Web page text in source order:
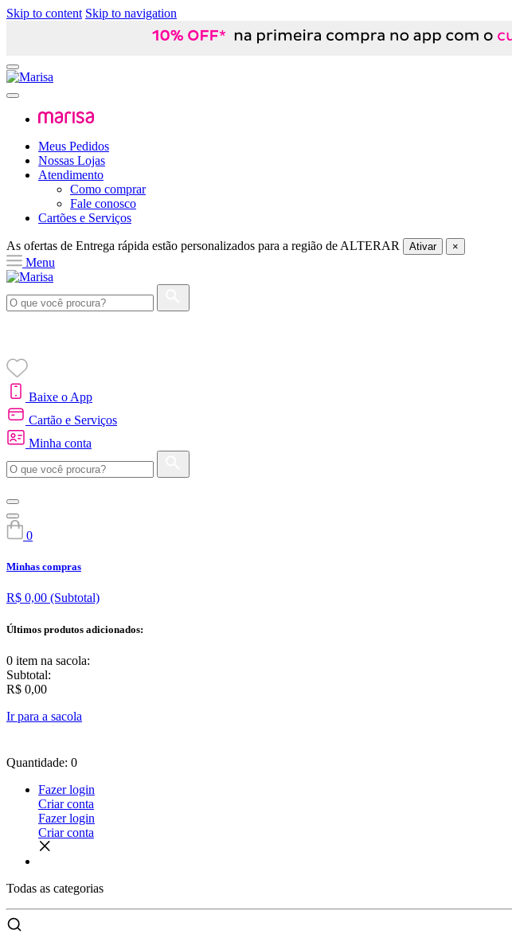
Skip to content Skip to navigation
Meus Pedidos
Nossas Lojas
Atendimento
Como comprar
Fale conosco
Cartões e Serviços
As ofertas de Entrega rápida estão personalizados para a região de ALTERAR Ativar ×
Menu
Baixe o App
Cartão e Serviços
Minha conta
0
Minhas compras
R$ 0,00 (Subtotal)
Últimos produtos adicionados:
0 item na sacola:
Subtotal:
R$ 0,00
Ir para a sacola
Quantidade: 0
Fazer login
Criar conta
Fazer login
Criar conta
Todas as categorias